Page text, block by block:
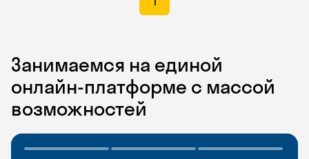
Занимаемся на единой
онлайн-платформе с массой
возможностей